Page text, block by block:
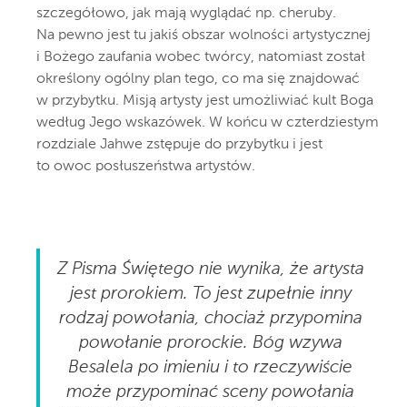
szczegółowo, jak mają wyglądać np. cheruby.
Na pewno jest tu jakiś obszar wolności artystycznej
i Bożego zaufania wobec twórcy, natomiast został
określony ogólny plan tego, co ma się znajdować
w przybytku. Misją artysty jest umożliwiać kult Boga
według Jego wskazówek. W końcu w czterdziestym
rozdziale Jahwe zstępuje do przybytku i jest
to owoc posłuszeństwa artystów.
Z Pisma Świętego nie wynika, że artysta
jest prorokiem. To jest zupełnie inny
rodzaj powołania, chociaż przypomina
powołanie prorockie. Bóg wzywa
Besalela po imieniu i to rzeczywiście
może przypominać sceny powołania